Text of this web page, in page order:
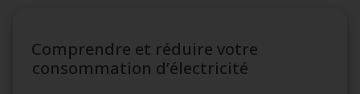
Comprendre et réduire votre
consommation d’électricité